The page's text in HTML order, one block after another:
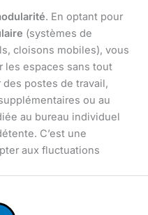
. En optant pour
(systèmes de
cloisons mobiles), vous
les espaces sans tout
des postes de travail,
ou au
au bureau individuel
C’est une
aux fluctuations